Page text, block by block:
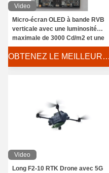
Video
Micro-écran OLED à bande RVB
verticale avec une luminosité
maximale de 3000 Cd/m2 et une
surface active de 15,19 mm ×
14,36 mm
OBTENEZ LE MEILLEUR PRIX
Video
Long F2-10 RTK Drone avec 5G